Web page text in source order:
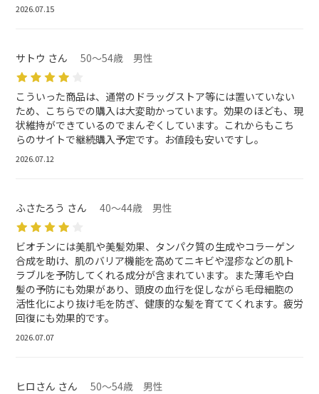
2026.07.15
サトウ さん 50～54歳 男性
こういった商品は、通常のドラッグストア等には置いていない
ため、こちらでの購入は大変助かっています。効果のほども、現
状維持ができているのでまんぞくしています。これからもこち
らのサイトで継続購入予定です。お値段も安いですし。
2026.07.12
ふさたろう さん 40～44歳 男性
ビオチンには美肌や美髪効果、タンパク質の生成やコラーゲン
合成を助け、肌のバリア機能を高めてニキビや湿疹などの肌ト
ラブルを予防してくれる成分が含まれています。また薄毛や白
髪の予防にも効果があり、頭皮の血行を促しながら毛母細胞の
活性化により抜け毛を防ぎ、健康的な髪を育ててくれます。疲労
回復にも効果的です。
2026.07.07
ヒロさん さん 50～54歳 男性